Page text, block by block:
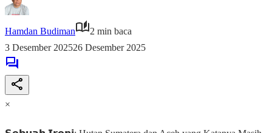
Hamdan Budiman
2 min baca
3 Desember 202526 Desember 2025
×